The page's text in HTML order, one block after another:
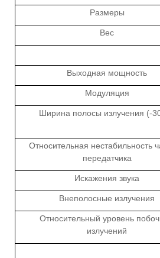
Размеры
Вес
Выходная мощность
Модуляция
Ширина полосы излучения (-
Относительная нестабильность
передатчика
Искажения звука
Внеполосные излучения
Относительный уровень
излучений